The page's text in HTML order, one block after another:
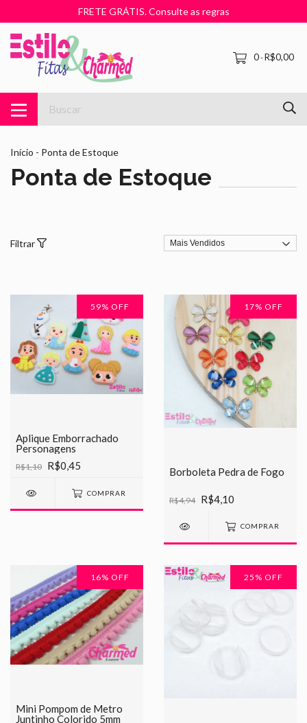
FRETE GRÁTIS. Consulte as regras
0-R$0,00
Início - Ponta de Estoque
Ponta de Estoque
Filtrar
59% OFF
Aplique Emborrachado
Personagens
R$1,10 R$0,45
COMPRAR
17% OFF
Borboleta Pedra de Fogo
R$4,94 R$4,10
COMPRAR
16% OFF
Mini Pompom de Metro
Juntinho Colorido 5mm
25 % OFF